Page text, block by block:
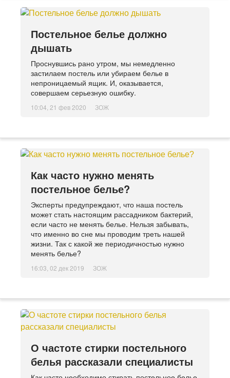
Постельное белье должно
дышать
Проснувшись рано утром, мы немедленно
застилаем постель или убираем белье в
непроницаемый ящик. И, оказывается,
совершаем серьезную ошибку.
10:04, 21 фев 2020 ЗОЖ
Как часто нужно менять
постельное белье?
Эксперты предупреждают, что наша постель
может стать настоящим рассадником бактерий,
если часто не менять белье. Нельзя забывать,
что именно во сне мы проводим треть нашей
жизни. Так с какой же периодичностью нужно
менять белье?
16:03, 02 дек 2019 ЗОЖ
О частоте стирки постельного
белья рассказали специалисты